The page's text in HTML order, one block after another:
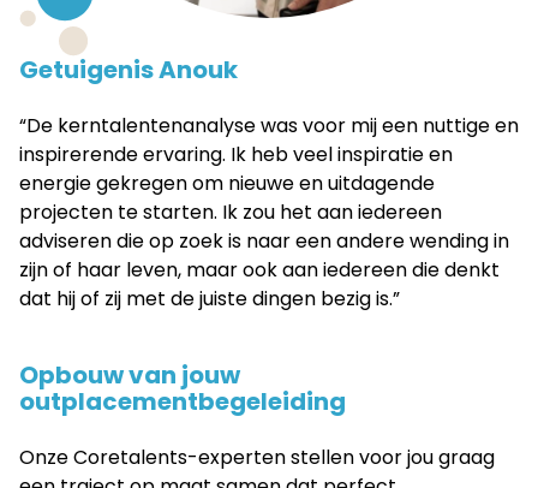
Getuigenis Anouk
“De kerntalentenanalyse was voor mij een nuttige en
inspirerende ervaring. Ik heb veel inspiratie en
energie gekregen om nieuwe en uitdagende
projecten te starten. Ik zou het aan iedereen
adviseren die op zoek is naar een andere wending in
zijn of haar leven, maar ook aan iedereen die denkt
dat hij of zij met de juiste dingen bezig is.”
Opbouw van jouw
outplacementbegeleiding
Onze Coretalents-experten stellen voor jou graag